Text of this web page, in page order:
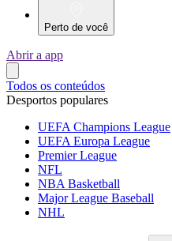
Perto de você
Abrir a app
Todos os conteúdos
Desportos populares
UEFA Champions League
UEFA Europa League
Premier League
NFL
NBA Basketball
Major League Baseball
NHL